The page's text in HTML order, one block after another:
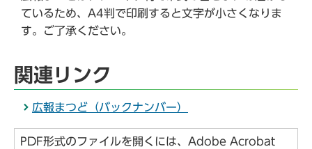
ているため、A4判で印刷すると文字が小さくなりま
す。ご了承ください。
関連リンク
広報まつど（バックナンバー）
PDF形式のファイルを開くには、Adobe Acrobat